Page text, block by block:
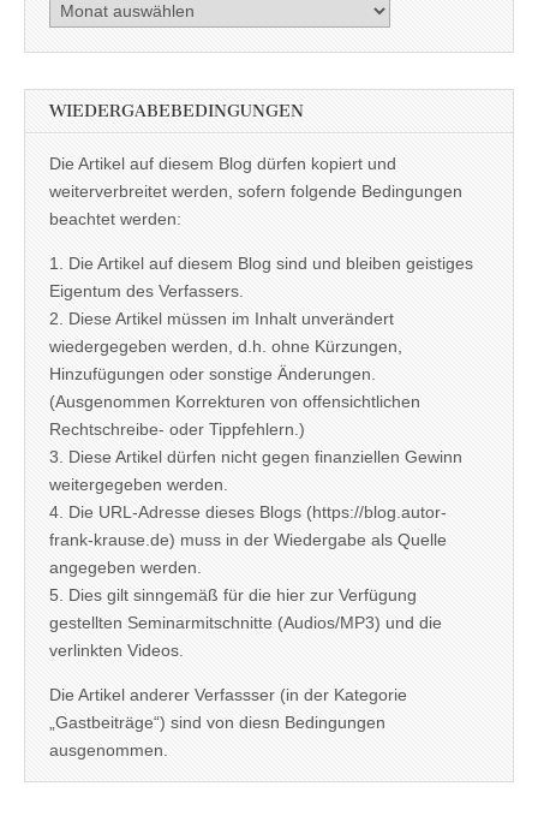
Archiv
WIEDERGABEBEDINGUNGEN
Die Artikel auf diesem Blog dürfen kopiert und
weiterverbreitet werden, sofern folgende Bedingungen
beachtet werden:
1. Die Artikel auf diesem Blog sind und bleiben geistiges
Eigentum des Verfassers.
2. Diese Artikel müssen im Inhalt unverändert
wiedergegeben werden, d.h. ohne Kürzungen,
Hinzufügungen oder sonstige Änderungen.
(Ausgenommen Korrekturen von offensichtlichen
Rechtschreibe- oder Tippfehlern.)
3. Diese Artikel dürfen nicht gegen finanziellen Gewinn
weitergegeben werden.
4. Die URL-Adresse dieses Blogs (https://blog.autor-
frank-krause.de) muss in der Wiedergabe als Quelle
angegeben werden.
5. Dies gilt sinngemäß für die hier zur Verfügung
gestellten Seminarmitschnitte (Audios/MP3) und die
verlinkten Videos.
Die Artikel anderer Verfassser (in der Kategorie
„Gastbeiträge“) sind von diesn Bedingungen
ausgenommen.